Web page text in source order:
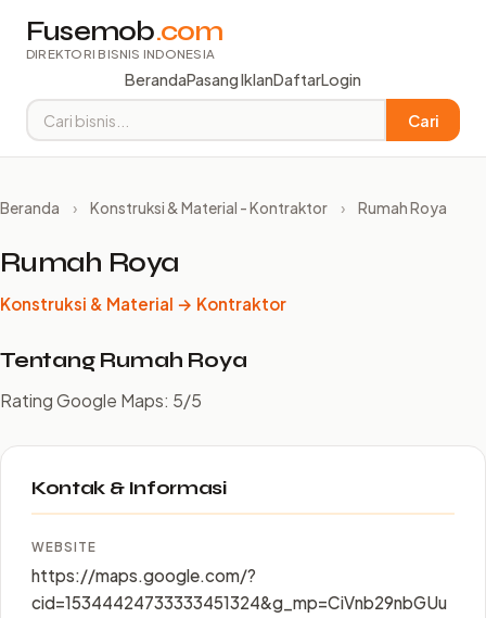
Fusemob.com
DIREKTORI BISNIS INDONESIA
BerandaPasang IklanDaftarLogin
Cari
Beranda › Konstruksi & Material - Kontraktor › Rumah Roya
Rumah Roya
Konstruksi & Material → Kontraktor
Tentang Rumah Roya
Rating Google Maps: 5/5
Kontak & Informasi
WEBSITE
https://maps.google.com/?
cid=15344424733333451324&g_mp=CiVnb29nbGUu